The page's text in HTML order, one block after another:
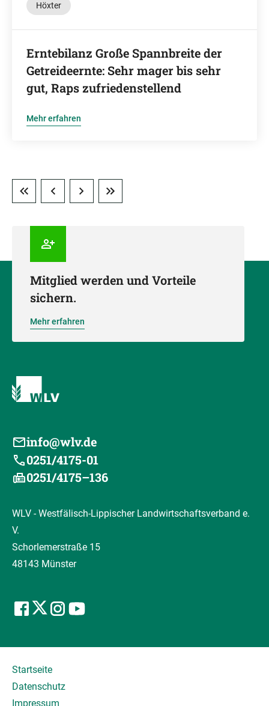
Höxter
Erntebilanz Große Spannbreite der
Getreideernte: Sehr mager bis sehr
gut, Raps zufriedenstellend
Mehr erfahren
Mitglied werden und Vorteile
sichern.
Mehr erfahren
info@wlv.de
0251/4175-01
0251/4175–136
WLV - Westfälisch-Lippischer Landwirtschaftsverband e.
V.
Schorlemerstraße 15
48143 Münster
Startseite
Datenschutz
Impressum